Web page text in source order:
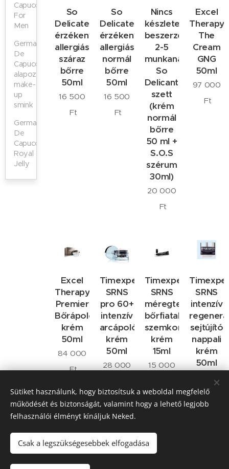
Capuccini
For
Men
Germaine
De
Capuccini
alapozók,
make-
up
smink
Germaine
De
Capuccini
Royal
Jelly
So
Delicate
érzékeny-
allergiás
száraz
bőrre
50ml
16 500
Ft
So
Delicate
érzékeny-
allergiás
normál
bőrre
50ml
16 500
Ft
Nincs
készleten,
beszerzés
2-5
munkanap
So
Delicante
szett
(krém
normál
bőrre
50 ml +
S.O.S
szérum
30ml)
20 000
Ft
Excel
Therapy
The
Cream
GNG
50ml
97 000
Ft
Excel
Therapy
Premier
Bőrápoló
krém
50ml
84 000
Ft
Timexpert
SRNS
pro 60+
intenzív
arcápoló
krém
50ml
28 000
Timexpert
SRNS
méregtelenítő
bőrfiatalító
szemkontúr
krém
15ml
15 000
SRNS
intenzív
sejtújító
nappali
krém
50ml
Ft
Következő
© 2018 MP Medical International Kft, 5000 Szolnok, Sólyom út 3.
Sütiket használunk, hogy biztosítsuk a weboldal megfelelő
működését és biztonságát, valamint hogy a lehető legjobb
felhasználói élményt kínáljuk Neked.
Csak a legszükségesebbek elfogadása